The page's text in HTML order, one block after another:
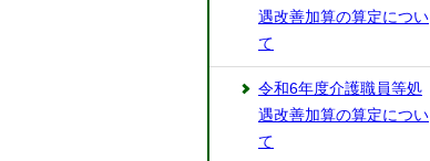
遇改善加算の算定につい
て
令和6年度介護職員等処
遇改善加算の算定につい
て